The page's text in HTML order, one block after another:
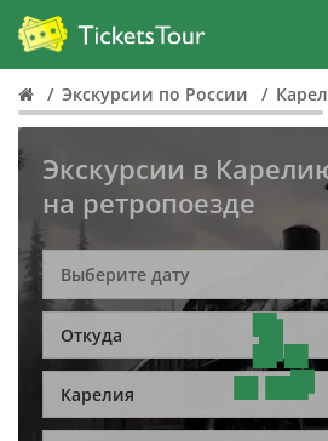
Экскурсии по России
Экскурсии в
на ретропоезде
Откуда
Карелия